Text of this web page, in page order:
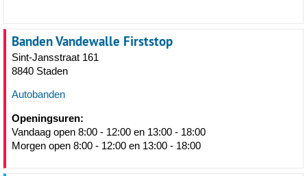
Banden Vandewalle Firststop
Sint-Jansstraat 161
8840 Staden
Autobanden
Openingsuren:
Vandaag open 8:00 - 12:00 en 13:00 - 18:00
Morgen open 8:00 - 12:00 en 13:00 - 18:00